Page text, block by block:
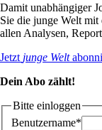
Damit unabhängiger
Sie die junge Welt mit
allen Analysen,
Jetzt junge Welt
Dein Abo zählt!
Bitte einloggen
Benutzername*